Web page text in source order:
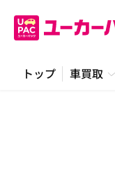
トップ 車買取